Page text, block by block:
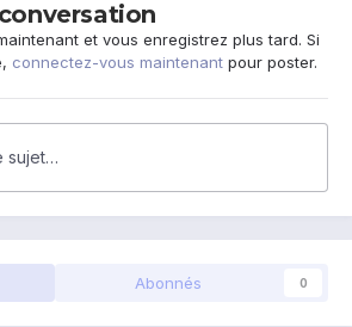
et vous enregistrez plus tard. Si
connectez-vous maintenant pour poster.
sujet…
Abonnés 0